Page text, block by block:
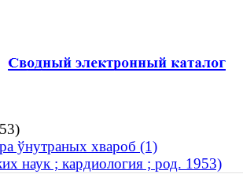
ўнутраных хвароб (1)
наук ; кардиология ; род. 1953)